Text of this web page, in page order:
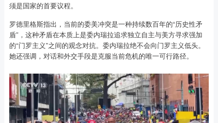
须是国家的首要议程。
罗德里格斯指出，当前的委美冲突是一种持续数百年的“历史性矛
盾”，这种矛盾在本质上是委内瑞拉追求独立自主与美方寻求强加
的“门罗主义”之间的观念对抗。委内瑞拉绝不会向门罗主义低头。
她还强调，对话和外交手段是克服当前危机的唯一可行路径。